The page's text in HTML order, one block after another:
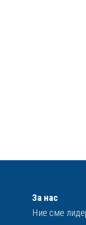
За нас
Ние сме